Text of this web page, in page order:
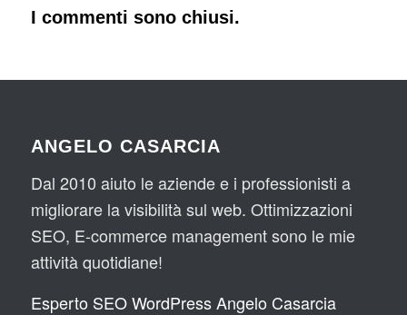
I commenti sono chiusi.
ANGELO CASARCIA
Dal 2010 aiuto le aziende e i professionisti a
migliorare la visibilità sul web. Ottimizzazioni
SEO, E-commerce management sono le mie
attività quotidiane!
Esperto SEO WordPress Angelo Casarcia